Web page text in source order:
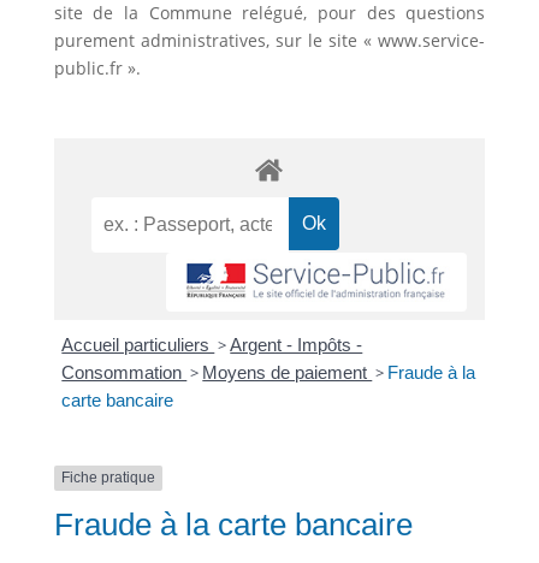
site de la Commune relégué, pour des questions
purement administratives, sur le site « www.service-
public.fr ».
Accueil particuliers >Argent - Impôts -
Consommation > Moyens de paiement > Fraude à la
carte bancaire
Fiche pratique
Fraude à la carte bancaire